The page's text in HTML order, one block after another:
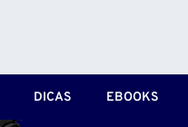
DICAS EBOOKS